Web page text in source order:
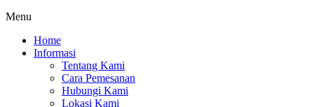
Menu
Home
Informasi
Tentang Kami
Cara Pemesanan
Hubungi Kami
Lokasi Kami